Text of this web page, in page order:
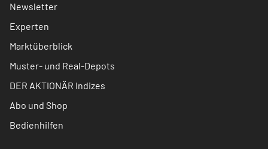
Newsletter
Experten
Marktüberblick
Muster- und Real-Depots
DER AKTIONÄR Indizes
Abo und Shop
Bedienhilfen